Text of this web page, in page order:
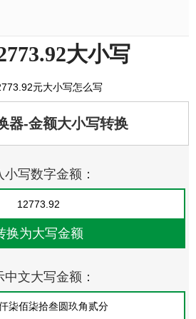
大小写
元大小写怎么写
器-金额大小写转换
小写数字金额：
中文大写金额：